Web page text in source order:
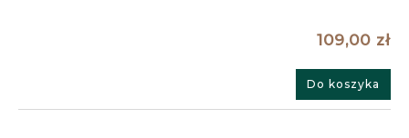
109,00 zł
Do koszyka